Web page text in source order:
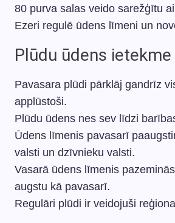
80 purva salas veido sarežģītu
Ezeri regulē ūdens līmeni un
Plūdu ūdens
Pavasara plūdi pārklāj gandrīz
applūstoši.
Plūdu ūdens nes sev līdzi
Ūdens līmenis pavasarī
valsti un dzīvnieku valsti.
Vasarā ūdens līmenis
augstu kā pavasarī.
Regulāri plūdi ir veidojuši